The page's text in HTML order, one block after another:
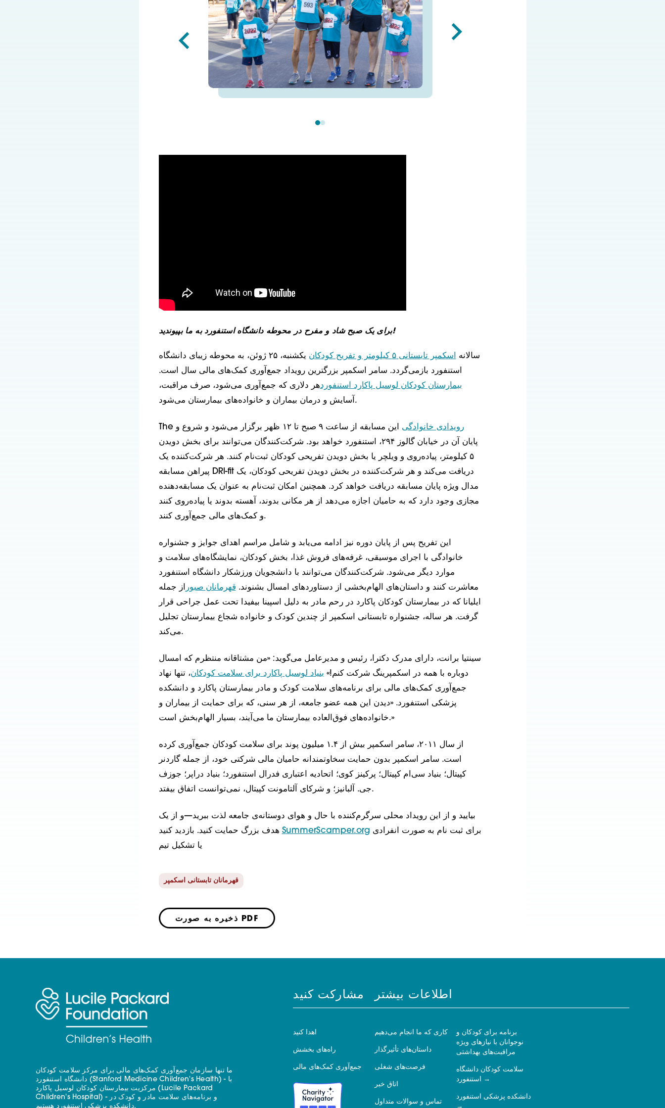
برای یک صبح شاد و مفرح در محوطه دانشگاه استنفورد به ما بپیوندید!
سالانه اسکمپر تابستانی ۵ کیلومتر و تفریح کودکان
یکشنبه، ۲۵ ژوئن، به محوطه زیبای دانشگاه
استنفورد بازمی‌گردد. سامر اسکمپر بزرگترین رویداد جمع‌آوری کمک‌های مالی سال است.
بیمارستان کودکان لوسیل پاکارد استنفوردهر دلاری که جمع‌آوری می‌شود، صرف مراقبت،
آسایش و درمان بیماران و خانواده‌های بیمارستان می‌شود.
The رویدادی خانوادگی
این مسابقه از ساعت ۹ صبح تا ۱۲ ظهر برگزار می‌شود و شروع و
پایان آن در خیابان گالوز ۲۹۴، استنفورد خواهد بود. شرکت‌کنندگان می‌توانند برای بخش دویدن
۵ کیلومتر، پیاده‌روی و ویلچر یا بخش دویدن تفریحی کودکان ثبت‌نام کنند. هر شرکت‌کننده یک
پیراهن مسابقه DRI-fit دریافت می‌کند و هر شرکت‌کننده در بخش دویدن تفریحی کودکان، یک
مدال ویژه پایان مسابقه دریافت خواهد کرد. همچنین امکان ثبت‌نام به عنوان یک مسابقه‌دهنده
مجازی وجود دارد که به حامیان اجازه می‌دهد از هر مکانی بدوند، آهسته بدوند یا پیاده‌روی کنند
و کمک‌های مالی جمع‌آوری کنند.
این تفریح پس از پایان دوره نیز ادامه می‌یابد و شامل مراسم اهدای جوایز و جشنواره
خانوادگی با اجرای موسیقی، غرفه‌های فروش غذا، بخش کودکان، نمایشگاه‌های سلامت و
موارد دیگر می‌شود. شرکت‌کنندگان می‌توانند با دانشجویان ورزشکار دانشگاه استنفورد
معاشرت کنند و داستان‌های الهام‌بخشی از دستاوردهای امسال بشنوند. قهرمانان صبور از جمله
ایلیانا که در بیمارستان کودکان پاکارد در رحم مادر به دلیل اسپینا بیفیدا تحت عمل جراحی قرار
گرفت. هر ساله، جشنواره تابستانی اسکمپر از چندین کودک و خانواده شجاع بیمارستان تجلیل
می‌کند.
سینتیا برانت، دارای مدرک دکترا، رئیس و مدیرعامل می‌گوید: «من مشتاقانه منتظرم که امسال
دوباره با همه در اسکمپرینگ شرکت کنم!» بنیاد لوسیل پاکارد برای سلامت کودکان، تنها نهاد
جمع‌آوری کمک‌های مالی برای برنامه‌های سلامت کودک و مادر بیمارستان پاکارد و دانشکده
پزشکی استنفورد. «دیدن این همه عضو جامعه، از هر سنی، که برای حمایت از بیماران و
خانواده‌های فوق‌العاده بیمارستان ما می‌آیند، بسیار الهام‌بخش است.»
از سال ۲۰۱۱، سامر اسکمپر بیش از ۱.۴ میلیون پوند برای سلامت کودکان جمع‌آوری کرده
است. سامر اسکمپر بدون حمایت سخاوتمندانه حامیان مالی شرکتی خود، از جمله گاردنر
کپیتال؛ بنیاد سی‌ام کپیتال؛ پرکینز کوی؛ اتحادیه اعتباری فدرال استنفورد؛ بنیاد دراپر؛ جوزف
جی. آلبانیز؛ و شرکای آلتامونت کپیتال، نمی‌توانست اتفاق بیفتد.
بیایید و از این رویداد محلی سرگرم‌کننده با حال و هوای دوستانه‌ی جامعه لذت ببرید—و از یک
SummerScamper.org
یا تشکیل تیم
قهرمانان تابستانی اسکمپر
ذخیره به صورت PDF
ما تنها سازمان جمع‌آوری کمک‌های مالی برای مرکز سلامت کودکان
دانشگاه استنفورد (Stanford Medicine Children's Health) - با
مرکزیت بیمارستان کودکان لوسیل پاکارد (Lucile Packard
Children's Hospital) - و برنامه‌های سلامت مادر و کودک در
دانشکده پزشکی استنفورد هستیم.
مشارکت کنید
اهدا کنید
راه‌های بخشش
جمع‌آوری کمک‌های مالی
اطلاعات بیشتر
کاری که ما انجام می‌دهیم
داستان‌های تأثیرگذار
فرصت‌های شغلی
اتاق خبر
تماس و سوالات متداول
برنامه برای کودکان و
نوجوانان با نیازهای ویژه
مراقبت‌های بهداشتی
سلامت کودکان دانشگاه
استنفورد
دانشکده پزشکی استنفورد